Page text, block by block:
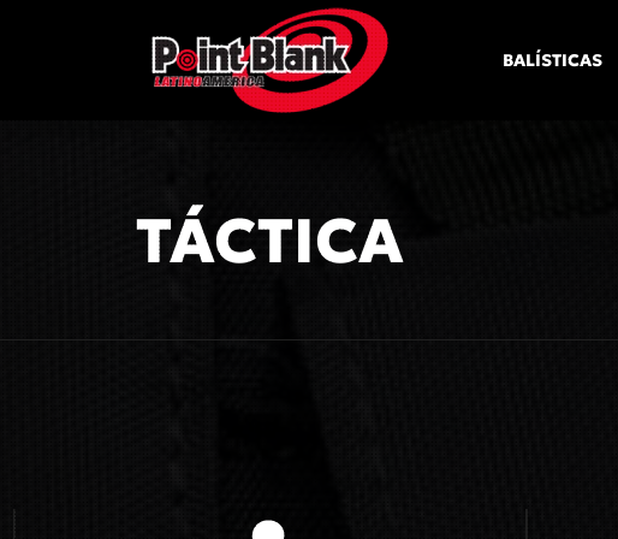
BALÍSTICAS
TÁCTICA